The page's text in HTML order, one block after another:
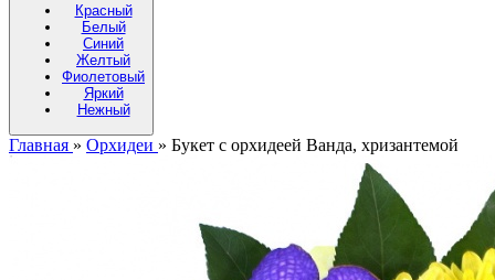
Красный
Белый
Синий
Желтый
Фиолетовый
Яркий
Нежный
Главная » Орхидеи » Букет с орхидеей Ванда, хризантемой